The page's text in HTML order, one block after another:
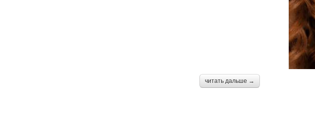
читать дальше →